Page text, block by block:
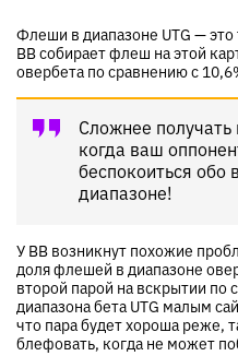
Флеши в диапазоне UTG — это
BB собирает флеш на этой
овербета по сравнению с
Сложнее получать
когда ваш
беспокоиться
диапазоне!
У BB возникнут похожие
доля флешей в диапазоне
второй парой на вскрытии по
диапазона бета UTG малым
что пара будет хороша реже,
блефовать, когда не может